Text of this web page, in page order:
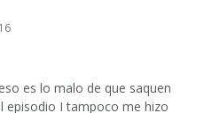
es lo malo de que saquen
episodio I tampoco me hizo